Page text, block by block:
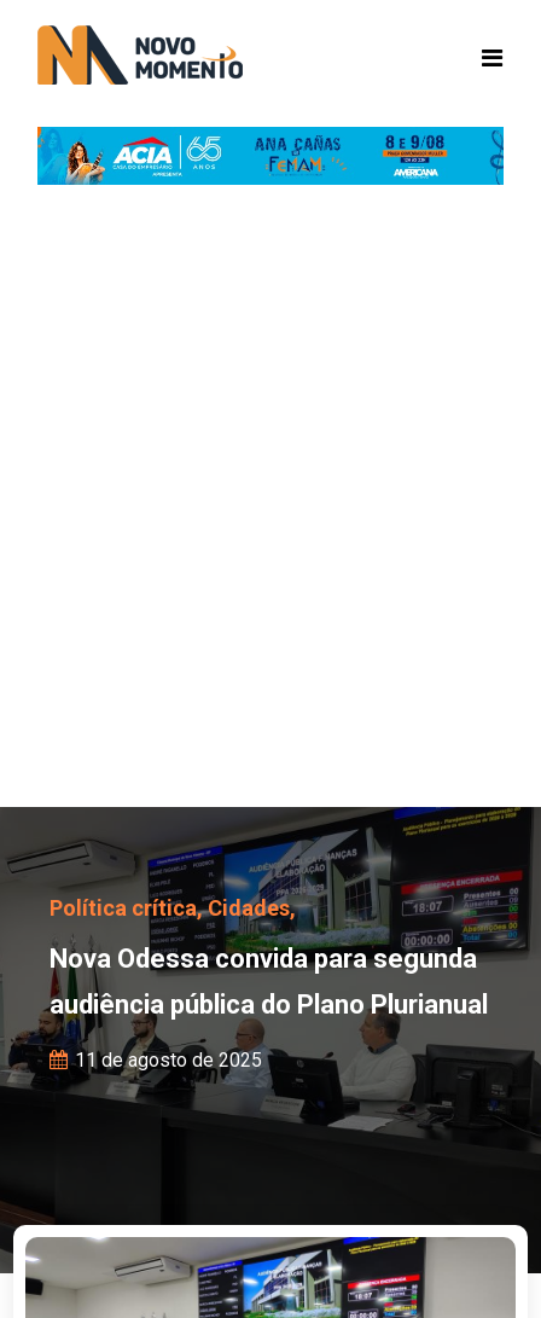
Nova Odessa convida
Política crítica,Cidades,
Nova Odessa convida para segunda
audiência pública do Plano Plurianual
11 de agosto de 2025